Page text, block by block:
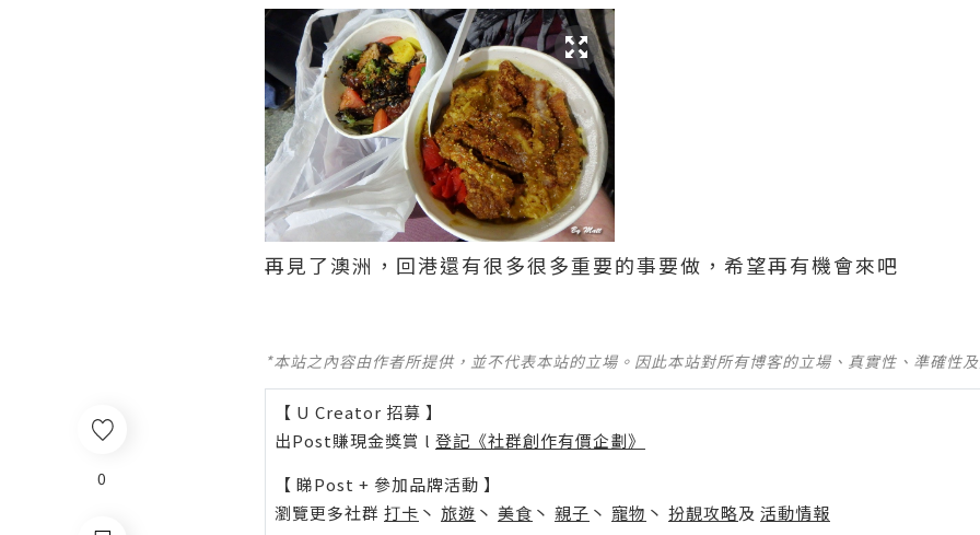
0
再見了澳洲，回港還有很多很多重要的事要做，希望再有機會來吧
*本站之內容由作者所提供，並不代表本站的立場。因此本站對所有博客的立場、真實性、準確性
【 U Creator 招募 】
出Post賺現金獎賞 l 登記《社群創作有價企劃》
【 睇Post + 參加品牌活動 】
瀏覽更多社群 打卡 丶 旅遊 丶 美食 丶 親子 丶 寵物 丶 扮靚攻略及 活動情報